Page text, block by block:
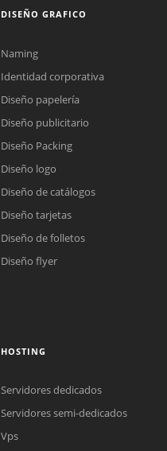
DISEÑO GRAFICO
Naming
Identidad corporativa
Diseño papelería
Diseño publicitario
Diseño Packing
Diseño logo
Diseño de catálogos
Diseño tarjetas
Diseño de folletos
Diseño flyer
HOSTING
Servidores dedicados
Servidores semi-dedicados
Vps